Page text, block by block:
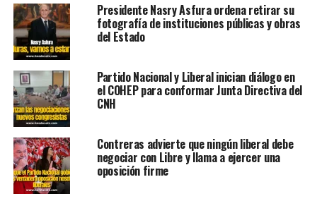
Presidente Nasry Asfura ordena retirar su
fotografía de instituciones públicas y obras
del Estado
Partido Nacional y Liberal inician diálogo en
el COHEP para conformar Junta Directiva del
CNH
Contreras advierte que ningún liberal debe
negociar con Libre y llama a ejercer una
oposición firme